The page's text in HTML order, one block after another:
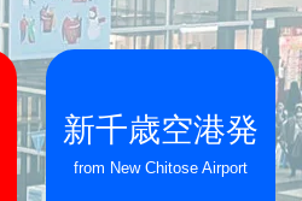
新千歳空港発
from New Chitose Airport